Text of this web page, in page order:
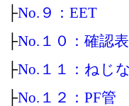
├No.９：EET
├No.１０：確認
├No.１１：ねじ
├No.１２：PF管